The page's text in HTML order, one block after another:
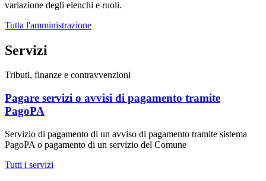
variazione degli elenchi e ruoli.
Tutta l'amministrazione
Servizi
Tributi, finanze e contravvenzioni
Pagare servizi o avvisi di pagamento tramite
PagoPA
Servizio di pagamento di un avviso di pagamento tramite sistema
PagoPA o pagamento di un servizio del Comune
Tutti i servizi